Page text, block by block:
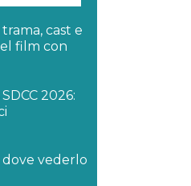
cast e
film con
2026:
vederlo